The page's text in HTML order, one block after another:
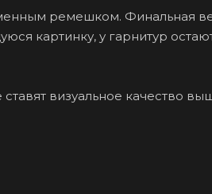
ремешком. Финальная
картинку, у гарнитур
визуальное качество